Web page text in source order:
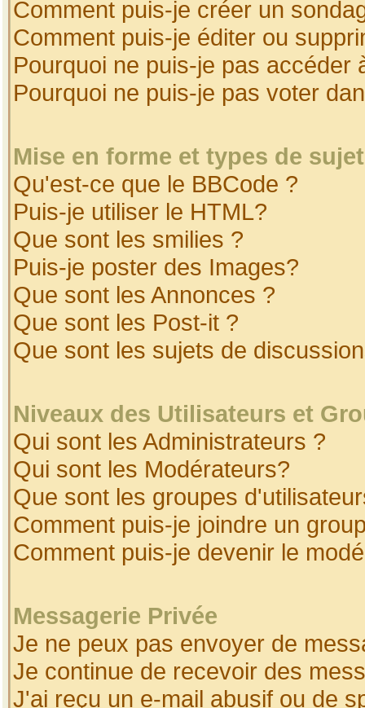
Comment puis-je créer un
Comment puis-je éditer ou
Pourquoi ne puis-je pas accéder
Pourquoi ne puis-je pas voter
Mise en forme et types de
Qu'est-ce que le BBCode ?
Puis-je utiliser le HTML?
Que sont les smilies ?
Puis-je poster des Images?
Que sont les Annonces ?
Que sont les Post-it ?
Que sont les sujets de
Niveaux des Utilisateurs et
Qui sont les Administrateurs ?
Qui sont les Modérateurs?
Que sont les groupes
Comment puis-je joindre un
Comment puis-je devenir le
Messagerie Privée
Je ne peux pas envoyer de
Je continue de recevoir des
J'ai reçu un e-mail abusif ou de